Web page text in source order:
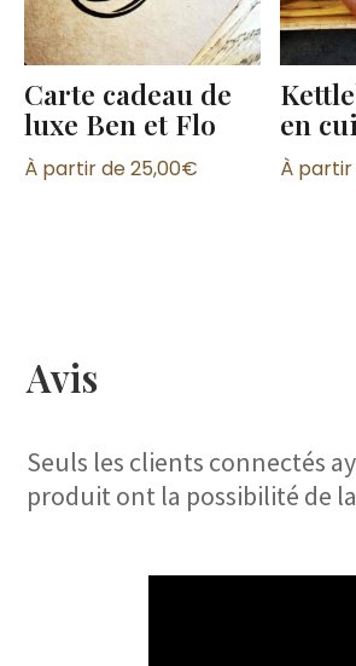
Carte cadeau de
luxe Ben et Flo
À partir de25,00€
en
À
Avis
Seuls les clients connectés
produit ont la possibilité de